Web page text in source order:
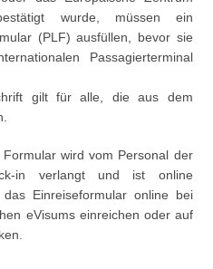
wurde, müssen ein
(PLF) ausfüllen, bevor sie
Passagierterminal
gilt für alle, die aus dem
wird vom Personal der
in verlangt und ist online
Einreiseformular online bei
eVisums einreichen oder auf